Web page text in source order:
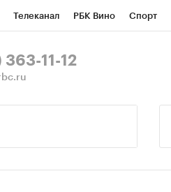
Телеканал РБК Вино Спорт
363-11-12